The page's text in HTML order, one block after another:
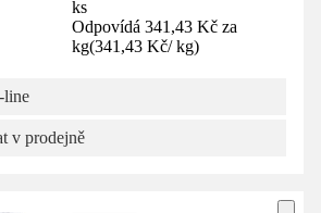
ks
Odpovídá 341,43 Kč za
kg(341,43 Kč/ kg)
line
v prodejně